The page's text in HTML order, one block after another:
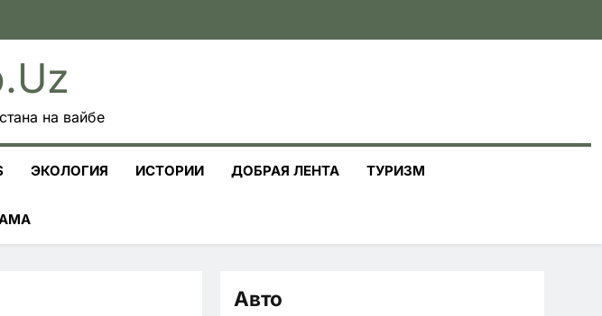
на вайбе
ЭКОЛОГИЯ ИСТОРИИ ДОБРАЯ ЛЕНТА ТУРИЗМ
Авто